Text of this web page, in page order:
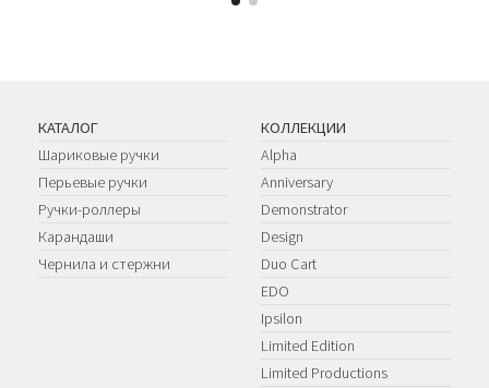
КАТАЛОГ
Шариковые ручки
Перьевые ручки
Ручки-роллеры
Карандаши
Чернила и стержни
КОЛЛЕКЦИИ
Alpha
Anniversary
Demonstrator
Design
Duo Cart
EDO
Ipsilon
Limited Edition
Limited Productions